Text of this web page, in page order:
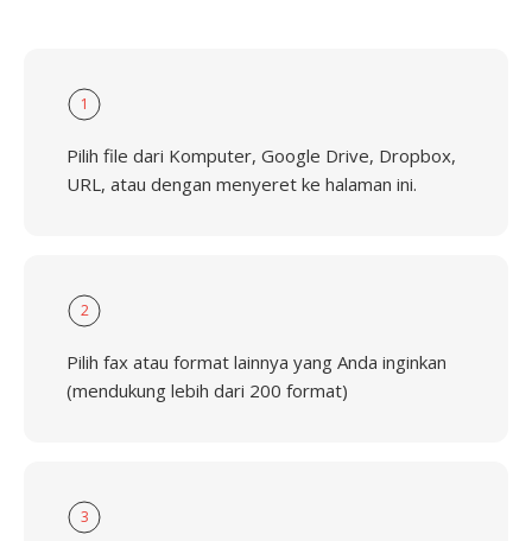
1
Pilih file dari Komputer, Google Drive, Dropbox,
URL, atau dengan menyeret ke halaman ini.
2
Pilih fax atau format lainnya yang Anda inginkan
(mendukung lebih dari 200 format)
3